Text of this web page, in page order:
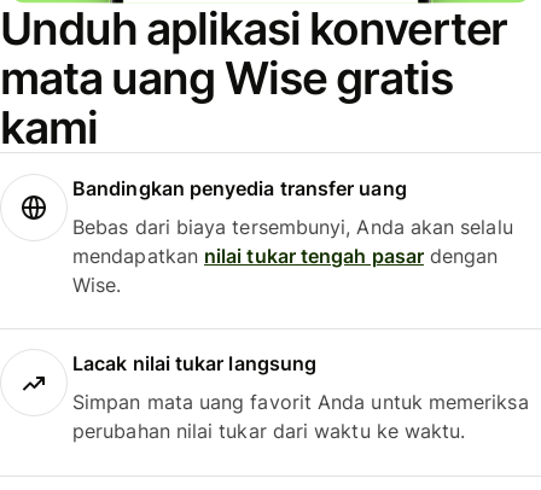
Unduh aplikasi konverter
mata uang Wise gratis
kami
Bandingkan penyedia transfer uang
Bebas dari biaya tersembunyi, Anda akan selalu
mendapatkan nilai tukar tengah pasardengan
Wise.
Lacak nilai tukar langsung
Simpan mata uang favorit Anda untuk memeriksa
perubahan nilai tukar dari waktu ke waktu.